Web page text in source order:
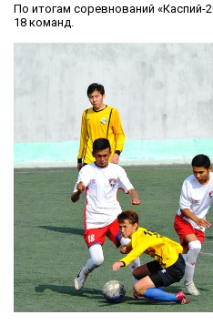
По итогам соревнований «Каспий-
18 команд.